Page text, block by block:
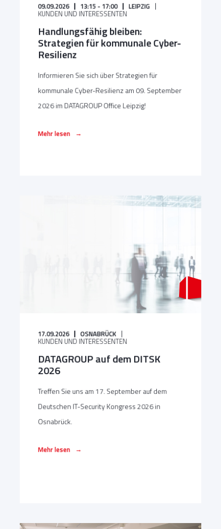
09.09.2026 13:15 - 17:00 LEIPZIG
KUNDEN UND INTERESSENTEN
Handlungsfähig bleiben:
Strategien für kommunale Cyber-
Resilienz
Informieren Sie sich über Strategien für
kommunale Cyber-Resilienz am 09. September
2026 im DATAGROUP Office Leipzig!
Mehr lesen →
17.09.2026 OSNABRÜCK
KUNDEN UND INTERESSENTEN
DATAGROUP auf dem DITSK
2026
Treffen Sie uns am 17. September auf dem
Deutschen IT-Security Kongress 2026 in
Osnabrück.
Mehr lesen →